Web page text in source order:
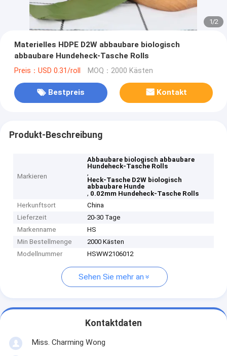
1/2
Materielles HDPE D2W abbaubare biologisch
abbaubare Hundeheck-Tasche Rolls
Preis：USD 0.31/roll MOQ：2000 Kästen
Bestpreis Kontakt
Produkt-Beschreibung
Markieren
Abbaubare biologisch abbaubare
Hundeheck-Tasche Rolls
,
Heck-Tasche D2W biologisch
abbaubare Hunde
, 0.02mm Hundeheck-Tasche Rolls
Herkunftsort
China
Lieferzeit
20-30 Tage
Markenname
HS
Min Bestellmenge
2000 Kästen
Modellnummer
HSWW2106012
Sehen Sie mehr an
Kontaktdaten
Miss. Charming Wong